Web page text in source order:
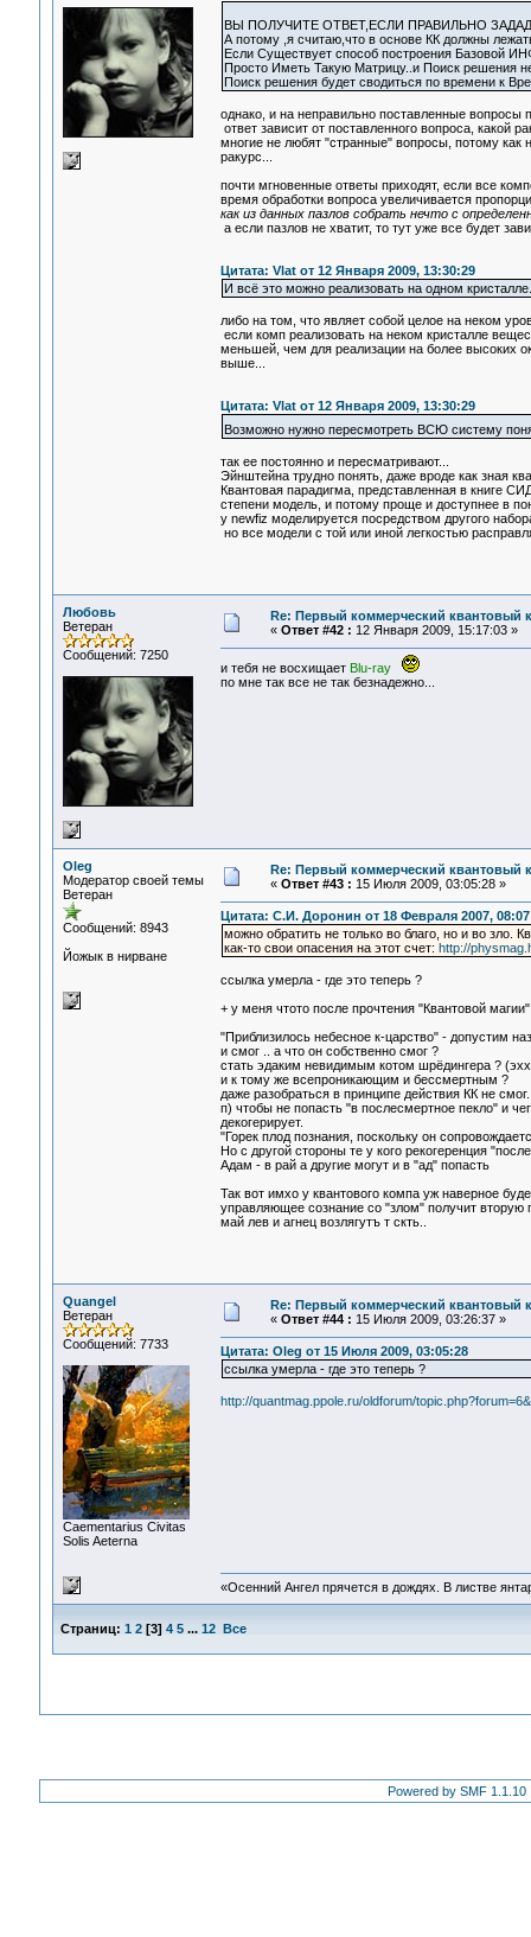
ВЫ ПОЛУЧИТЕ ОТВЕТ,ЕСЛИ ПРАВИЛЬНО
А потому ,я считаю,что в основе КК должны
Если Существует способ построения Базовой
Просто Иметь Такую Матрицу..и Поиск решения
Поиск решения будет сводиться по времени к
однако, и на неправильно поставленные вопросы
ответ зависит от поставленного вопроса, какой
многие не любят "странные" вопросы, потому как
ракурс...
почти мгновенные ответы приходят, если все
время обработки вопроса увеличивается
как из данных пазлов собрать нечто с
а если пазлов не хватит, то тут уже все будет
Цитата: Vlat от 12 Января 2009, 13:30:29
И всё это можно реализовать на одном
либо на том, что являет собой целое на неком
если комп реализовать на неком кристалле
меньшей, чем для реализации на более высоких
выше...
Цитата: Vlat от 12 Января 2009, 13:30:29
Возможно нужно пересмотреть ВСЮ систему
так ее постоянно и пересматривают...
Эйнштейна трудно понять, даже вроде как зная
Квантовая парадигма, представленная в книге
степени модель, и потому проще и доступнее в
у newfiz моделируется посредством другого
но все модели с той или иной легкостью
Любовь
Ветеран
Сообщений: 7250
Re: Первый коммерческий квантовый
« Ответ #42 : 12 Января 2009, 15:17:03 »
и тебя не восхищает Blu-ray
по мне так все не так безнадежно...
Oleg
Модератор своей темы
Ветеран
Сообщений: 8943
Йожык в нирване
Re: Первый коммерческий квантовый
« Ответ #43 : 15 Июля 2009, 03:05:28 »
Цитата: С.И. Доронин от 18 Февраля 2007,
можно обратить не только во благо, но и во
как-то свои опасения на этот счет: http://
ссылка умерла - где это теперь ?
+ у меня чтото после прочтения "Квантовой
"Приблизилось небесное к-царство" - допустим
и смог .. а что он собственно смог ?
стать эдаким невидимым котом шрёдингера ?
и к тому же всепроникающим и бессмертным ?
даже разобраться в принципе действия КК не
п) чтобы не попасть "в послесмертное пекло" и
декогерирует.
"Горек плод познания, поскольку он
Но с другой стороны те у кого рекогеренция
Адам - в рай а другие могут и в "ад" попасть
Так вот имхо у квантового компа уж наверное
управляющее сознание со "злом" получит вторую
май лев и агнец возлягутъ т скть..
Quangel
Ветеран
Сообщений: 7733
Сaementarius Civitas
Solis Aeterna
Re: Первый коммерческий квантовый
« Ответ #44 : 15 Июля 2009, 03:26:37 »
Цитата: Oleg от 15 Июля 2009, 03:05:28
ссылка умерла - где это теперь ?
http://quantmag.ppole.ru/oldforum/
«Осенний Ангел прячется в дождях. В листве
Страниц: 1 2[3] 4 5 ... 12 Все
Powered by SMF 1.1.10